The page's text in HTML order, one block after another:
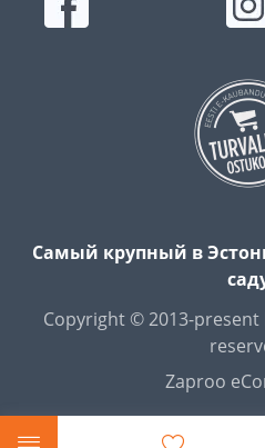
Самый крупный в
Copyright © 2013-present
Zaproo